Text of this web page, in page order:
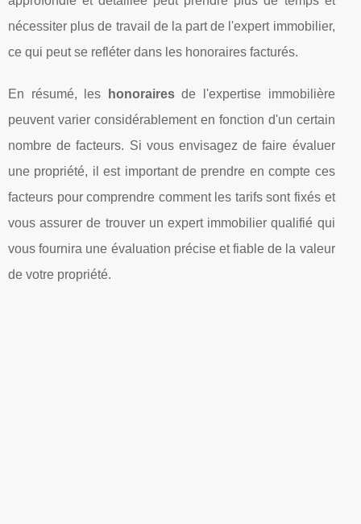
nécessiter plus de travail de la part de l'expert immobilier,
ce qui peut se refléter dans les honoraires facturés.
En résumé, les honorairesde l'expertise immobilière
peuvent varier considérablement en fonction d'un certain
nombre de facteurs. Si vous envisagez de faire évaluer
une propriété, il est important de prendre en compte ces
facteurs pour comprendre comment les tarifs sont fixés et
vous assurer de trouver un expert immobilier qualifié qui
vous fournira une évaluation précise et fiable de la valeur
de votre propriété.